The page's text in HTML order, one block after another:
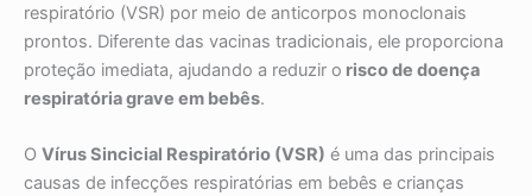
respiratório (VSR) por meio de anticorpos monoclonais
prontos. Diferente das vacinas tradicionais, ele proporciona
proteção imediata, ajudando a reduzir o risco de doença
respiratória grave em bebês.
O Vírus Sincicial Respiratório (VSR) é uma das principais
causas de infecções respiratórias em bebês e crianças